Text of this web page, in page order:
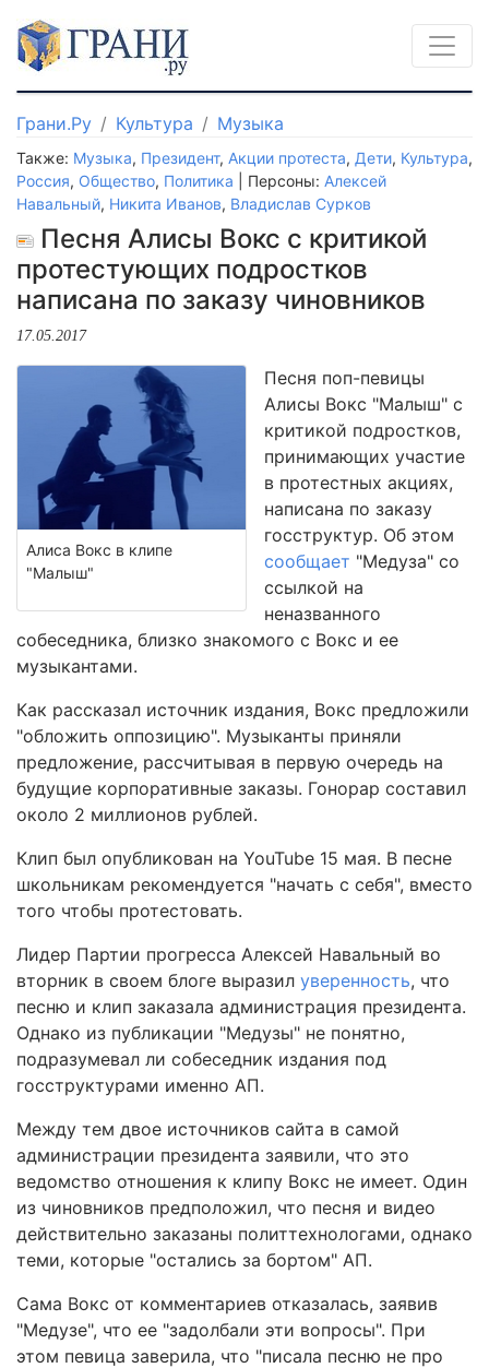
Грани.Ру Культура Музыка
Также: Музыка, Президент, Акции протеста, Дети, Культура,
Россия, Общество, Политика | Персоны: Алексей
Навальный, Никита Иванов, Владислав Сурков
Песня Алисы Вокс с критикой
протестующих подростков
написана по заказу чиновников
17.05.2017
Алиса Вокс в клипе
"Малыш"
Песня поп-певицы
Алисы Вокс "Малыш" с
критикой подростков,
принимающих участие
в протестных акциях,
написана по заказу
госструктур. Об этом
сообщает "Медуза" со
ссылкой на
неназванного
собеседника, близко знакомого с Вокс и ее
музыкантами.
Как рассказал источник издания, Вокс предложили
"обложить оппозицию". Музыканты приняли
предложение, рассчитывая в первую очередь на
будущие корпоративные заказы. Гонорар составил
около 2 миллионов рублей.
Клип был опубликован на YouTube 15 мая. В песне
школьникам рекомендуется "начать с себя", вместо
того чтобы протестовать.
Лидер Партии прогресса Алексей Навальный во
вторник в своем блоге выразил уверенность, что
песню и клип заказала администрация президента.
Однако из публикации "Медузы" не понятно,
подразумевал ли собеседник издания под
госструктурами именно АП.
Между тем двое источников сайта в самой
администрации президента заявили, что это
ведомство отношения к клипу Вокс не имеет. Один
из чиновников предположил, что песня и видео
действительно заказаны политтехнологами, однако
теми, которые "остались за бортом" АП.
Сама Вокс от комментариев отказалась, заявив
"Медузе", что ее "задолбали эти вопросы". При
этом певица заверила, что "писала песню не про